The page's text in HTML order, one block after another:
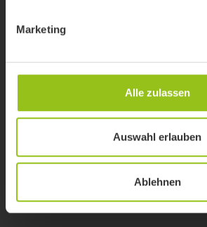
Marketing
Alle zulassen
Auswahl erlauben
Ablehnen